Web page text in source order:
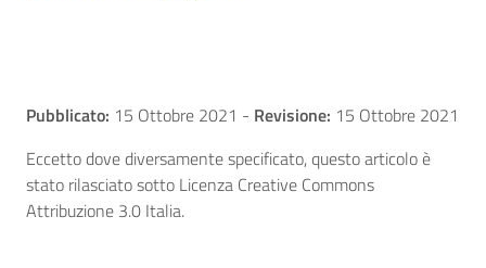
Pubblicato: 15 Ottobre 2021 - Revisione: 15 Ottobre 2021
Eccetto dove diversamente specificato, questo articolo è
stato rilasciato sotto Licenza Creative Commons
Attribuzione 3.0 Italia.